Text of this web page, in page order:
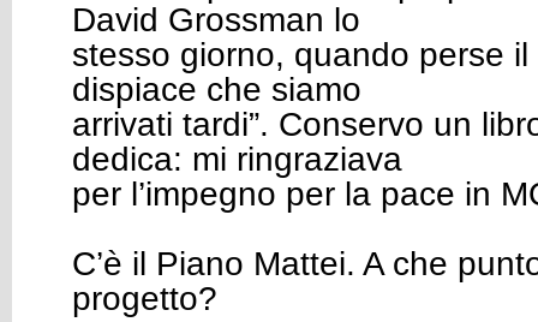
David Grossman lo
stesso giorno, quando perse il
dispiace che siamo
arrivati tardi”. Conservo un
dedica: mi ringraziava
per l’impegno per la pace in
C’è il Piano Mattei. A che
progetto?